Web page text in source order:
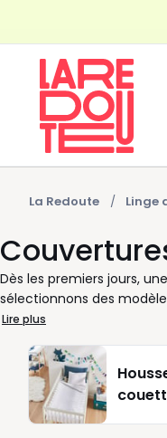
La Redoute Linge
Dès les premiers jours,
sélectionnons des
ou les sorties
enveloppant quand la
quotidien. Chaque
s’enchaînent. Nos
offrir. Elles apportent
Lire plus